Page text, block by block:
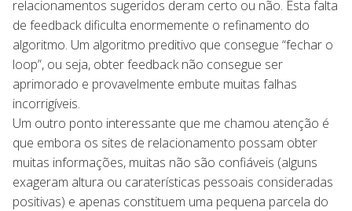
relacionamentos sugeridos deram certo ou não. Esta falta
de feedback dificulta enormemente o refinamento do
algoritmo. Um algoritmo preditivo que consegue “fechar o
loop”, ou seja, obter feedback não consegue ser
aprimorado e provavelmente embute muitas falhas
incorrigíveis.
Um outro ponto interessante que me chamou atenção é
que embora os sites de relacionamento possam obter
muitas informações, muitas não são confiáveis (alguns
exageram altura ou caraterísticas pessoais consideradas
positivas) e apenas constituem uma pequena parcela do